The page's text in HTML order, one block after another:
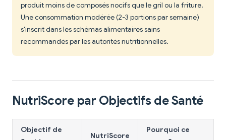
produit moins de composés nocifs que le gril ou la friture.
Une consommation modérée (2-3 portions par semaine)
s'inscrit dans les schémas alimentaires sains
recommandés par les autorités nutritionnelles.
NutriScore par Objectifs de Santé
Objectif de
NutriScore
Pourquoi ce